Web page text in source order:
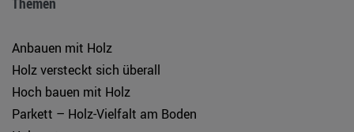
Anbauen mit Holz
Holz versteckt sich überall
Hoch bauen mit Holz
Parkett – Holz-Vielfalt am Boden